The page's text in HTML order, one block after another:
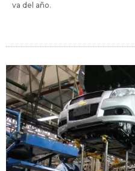
va del año.